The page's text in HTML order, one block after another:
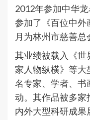
2012年参加中华
参加了《百位中外
月为林州市慈善总
其业绩被载入《世
家人物纵横》等
名专家、学者、书
动。其作品被多家
内外大型科研成